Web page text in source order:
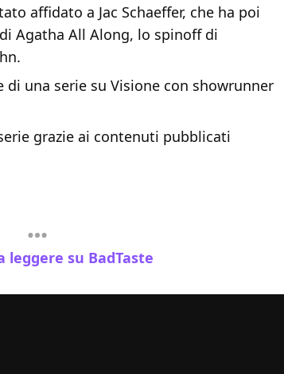
affidato a Jac Schaeffer, che ha poi
Agatha All Along, lo spinoff di
di una serie su Visione con showrunner
grazie ai contenuti pubblicati
leggere su BadTaste